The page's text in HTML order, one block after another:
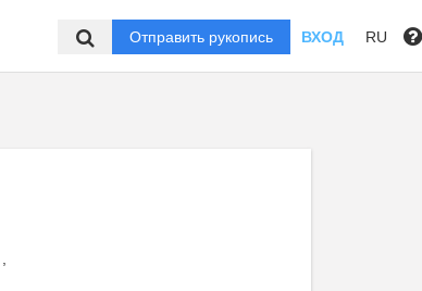
Отправить рукопись ВХОД RU